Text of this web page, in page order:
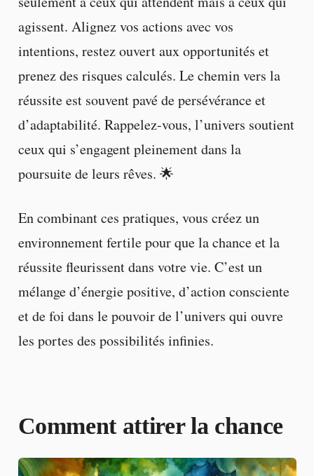
agissent. Alignez vos actions avec vos
intentions, restez ouvert aux opportunités et
prenez des risques calculés. Le chemin vers la
réussite est souvent pavé de persévérance et
d’adaptabilité. Rappelez-vous, l’univers soutient
ceux qui s’engagent pleinement dans la
poursuite de leurs rêves. 🌟
En combinant ces pratiques, vous créez un
environnement fertile pour que la chance et la
réussite fleurissent dans votre vie. C’est un
mélange d’énergie positive, d’action consciente
et de foi dans le pouvoir de l’univers qui ouvre
les portes des possibilités infinies.
Comment attirer la chance